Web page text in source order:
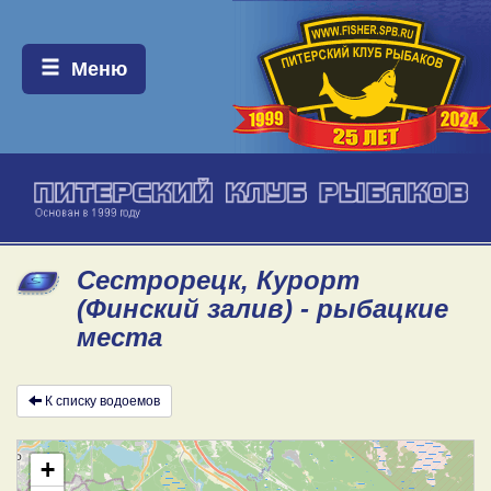
Меню:
Меню
Сестрорецк, Курорт
(Финский залив) - рыбацкие
места
К списку водоемов
+